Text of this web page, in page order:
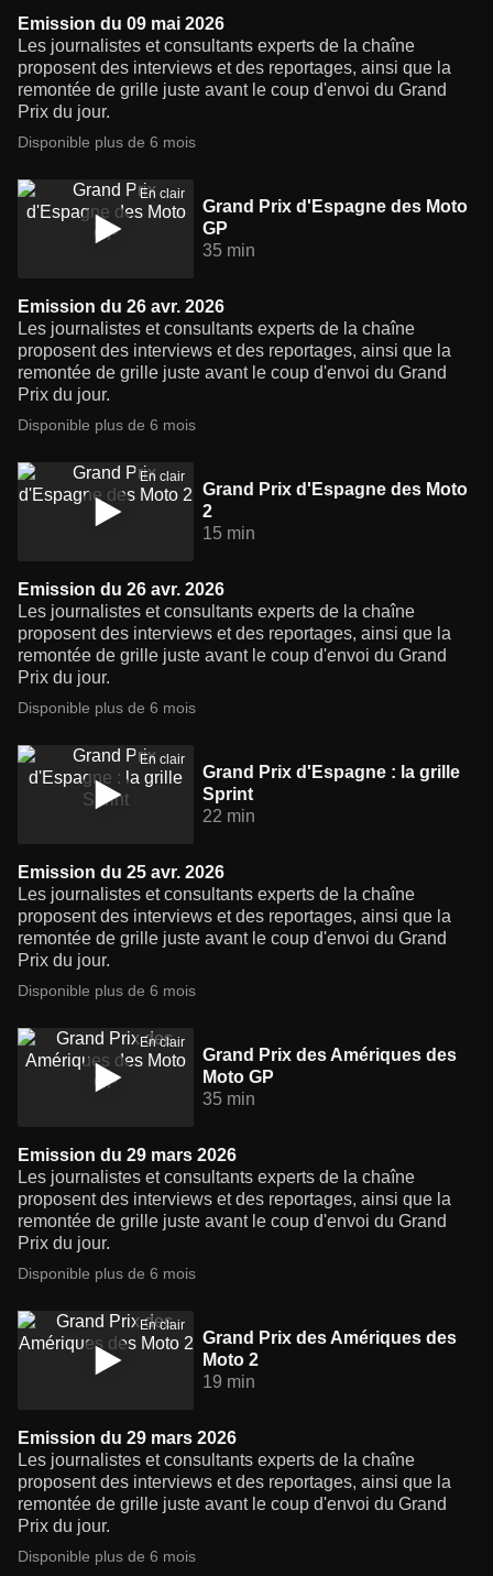
Emission du 09 mai 2026
Les journalistes et consultants experts de la chaîne
proposent des interviews et des reportages, ainsi que la
remontée de grille juste avant le coup d'envoi du Grand
Prix du jour.
Disponible plus de 6 mois
En clair
Grand Prix d'Espagne des Moto
GP
35 min
Emission du 26 avr. 2026
Les journalistes et consultants experts de la chaîne
proposent des interviews et des reportages, ainsi que la
remontée de grille juste avant le coup d'envoi du Grand
Prix du jour.
Disponible plus de 6 mois
En clair
Grand Prix d'Espagne des Moto
2
15 min
Emission du 26 avr. 2026
Les journalistes et consultants experts de la chaîne
proposent des interviews et des reportages, ainsi que la
remontée de grille juste avant le coup d'envoi du Grand
Prix du jour.
Disponible plus de 6 mois
En clair
Grand Prix d'Espagne : la grille
Sprint
22 min
Emission du 25 avr. 2026
Les journalistes et consultants experts de la chaîne
proposent des interviews et des reportages, ainsi que la
remontée de grille juste avant le coup d'envoi du Grand
Prix du jour.
Disponible plus de 6 mois
En clair
Grand Prix des Amériques des
Moto GP
35 min
Emission du 29 mars 2026
Les journalistes et consultants experts de la chaîne
proposent des interviews et des reportages, ainsi que la
remontée de grille juste avant le coup d'envoi du Grand
Prix du jour.
Disponible plus de 6 mois
En clair
Grand Prix des Amériques des
Moto 2
19 min
Emission du 29 mars 2026
Les journalistes et consultants experts de la chaîne
proposent des interviews et des reportages, ainsi que la
remontée de grille juste avant le coup d'envoi du Grand
Prix du jour.
Disponible plus de 6 mois